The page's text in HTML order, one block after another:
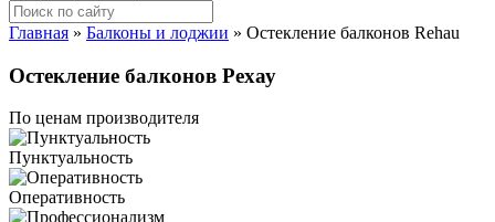
Главная » Балконы и лоджии » Остекление балконов Rehau
Остекление балконов Рехау
По ценам производителя
Пунктуальность
Оперативность